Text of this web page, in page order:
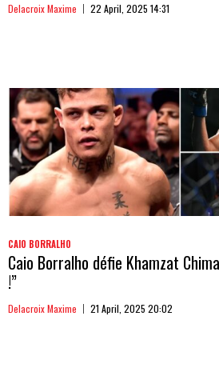
Delacroix Maxime 22 April, 2025 14:31
CAIO BORRALHO
Caio Borralho défie Khamzat
!”
Delacroix Maxime 21 April, 2025 20:02